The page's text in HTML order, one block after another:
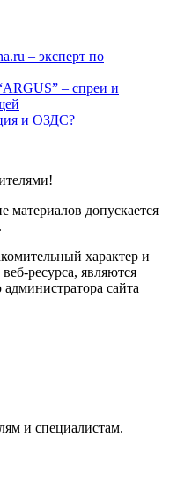
– эксперт по
– спреи и
и ОЗДС?
материалов допускается
характер и
ресурса, являются
сайта
и специалистам.